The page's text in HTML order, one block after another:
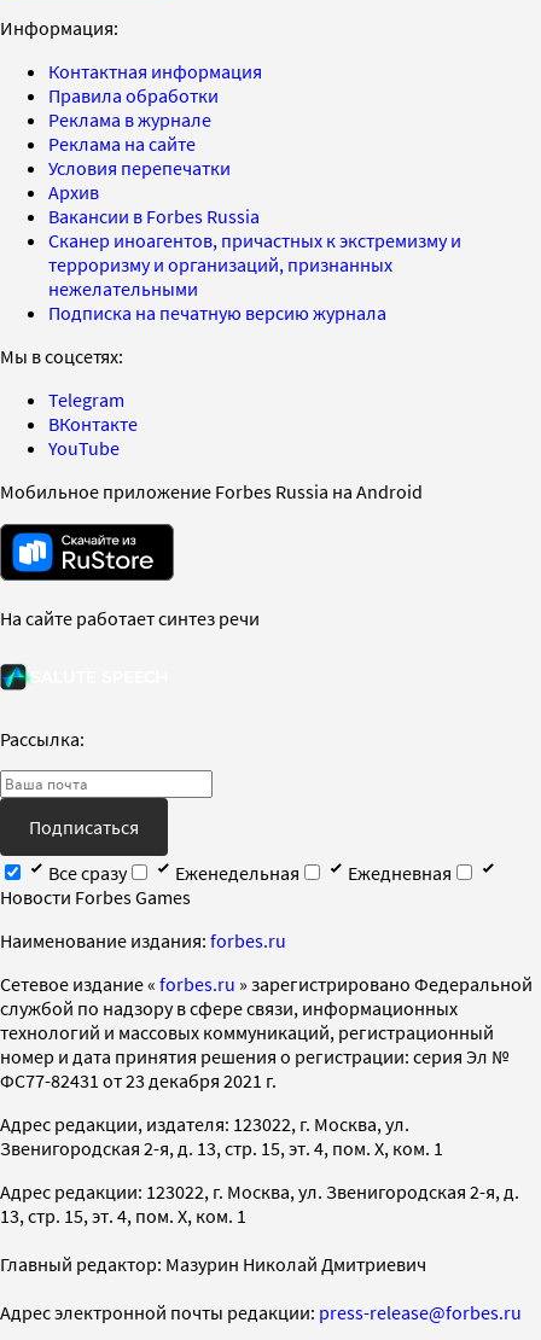
Информация:
Контактная информация
Правила обработки
Реклама в журнале
Реклама на сайте
Условия перепечатки
Архив
Вакансии в Forbes Russia
Сканер иноагентов, причастных к экстремизму и
терроризму и организаций, признанных
нежелательными
Подписка на печатную версию журнала
Мы в соцсетях:
Telegram
ВКонтакте
YouTube
Мобильное приложение Forbes Russia на Android
На сайте работает синтез речи
Рассылка:
Подписаться
Все сразу
Еженедельная
Ежедневная
Новости Forbes Games
Наименование издания: forbes.ru
Cетевое издание « forbes.ru » зарегистрировано Федеральной
службой по надзору в сфере связи, информационных
технологий и массовых коммуникаций, регистрационный
номер и дата принятия решения о регистрации: серия Эл №
ФС77-82431 от 23 декабря 2021 г.
Адрес редакции, издателя: 123022, г. Москва, ул.
Звенигородская 2-я, д. 13, стр. 15, эт. 4, пом. X, ком. 1
Адрес редакции: 123022, г. Москва, ул. Звенигородская 2-я, д.
13, стр. 15, эт. 4, пом. X, ком. 1
Главный редактор: Мазурин Николай Дмитриевич
Адрес электронной почты редакции: press-release@forbes.ru